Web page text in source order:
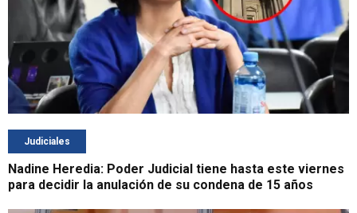
Judiciales
Nadine Heredia: Poder Judicial tiene hasta este viernes
para decidir la anulación de su condena de 15 años